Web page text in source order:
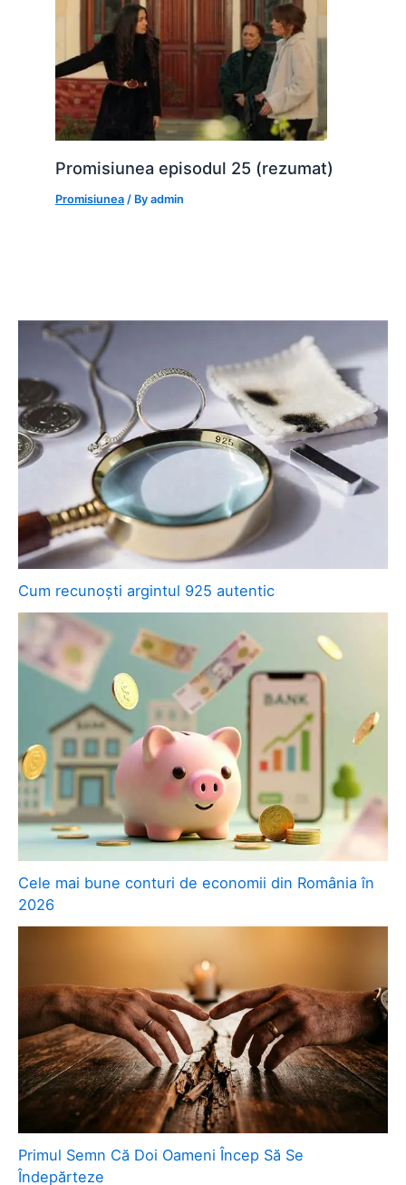
Promisiunea episodul 25 (rezumat)
Promisiunea / Byadmin
Cum recunoști argintul 925 autentic
Cele mai bune conturi de economii din România în
2026
Primul Semn Că Doi Oameni Încep Să Se
Îndepărteze